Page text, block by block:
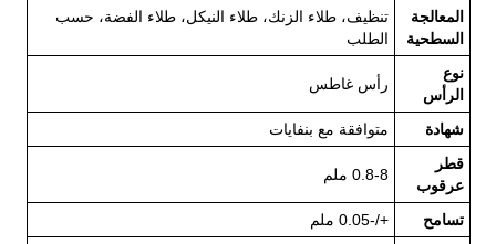
المعالجة
السطحية
تنظيف، طلاء الزنك، طلاء النيكل، طلاء الفضة، حسب
الطلب
نوع
الرأس
رأس غاطس
شهادة
متوافقة مع بنفايات
قطر
عرقوب
0.8-8 ملم
تسامح +/-0.05 ملم